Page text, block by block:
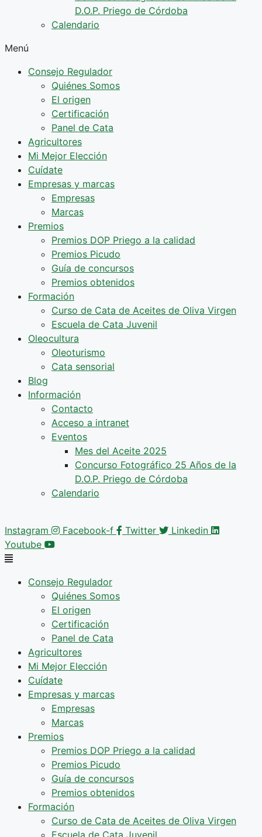
D.O.P. Priego de Córdoba
Calendario
Menú
Consejo Regulador
Quiénes Somos
El origen
Certificación
Panel de Cata
Agricultores
Mi Mejor Elección
Cuídate
Empresas y marcas
Empresas
Marcas
Premios
Premios DOP Priego a la calidad
Premios Picudo
Guía de concursos
Premios obtenidos
Formación
Curso de Cata de Aceites de Oliva Virgen
Escuela de Cata Juvenil
Oleocultura
Oleoturismo
Cata sensorial
Blog
Información
Contacto
Acceso a intranet
Eventos
Mes del Aceite 2025
Concurso Fotográfico 25 Años de la
D.O.P. Priego de Córdoba
Calendario
Instagram Facebook-f Twitter
Linkedin
Youtube
Consejo Regulador
Quiénes Somos
El origen
Certificación
Panel de Cata
Agricultores
Mi Mejor Elección
Cuídate
Empresas y marcas
Empresas
Marcas
Premios
Premios DOP Priego a la calidad
Premios Picudo
Guía de concursos
Premios obtenidos
Formación
Curso de Cata de Aceites de Oliva Virgen
Escuela de Cata Juvenil